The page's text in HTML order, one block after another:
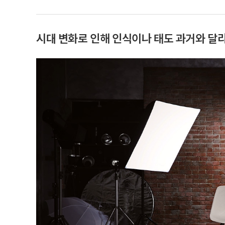
시대 변화로 인해 인식이나 태도 과거와 달